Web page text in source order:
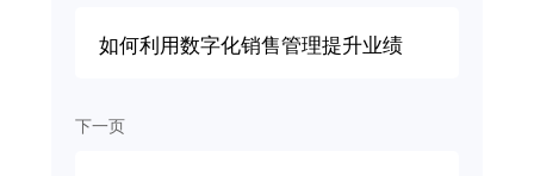
如何利用数字化销售管理提升业绩
下一页